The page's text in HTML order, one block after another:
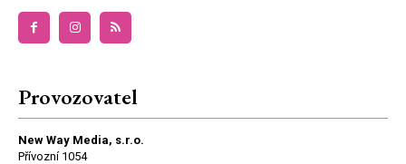
Provozovatel
New Way Media, s.r.o.
Přívozní 1054